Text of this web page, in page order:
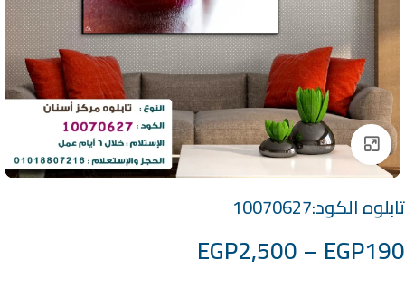
Click to enlarge
تابلوه الكود:10070627
EGP190
–
EGP2,500